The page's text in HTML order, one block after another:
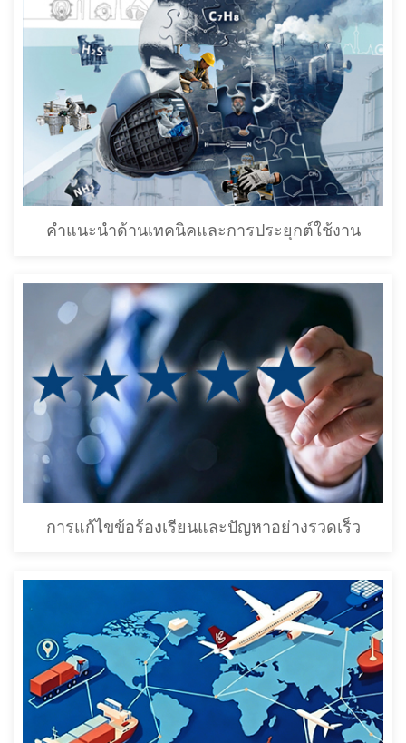
คำแนะนำด้านเทคนิคและการประยุกต์ใช้งาน
การแก้ไขข้อร้องเรียนและปัญหาอย่างรวดเร็ว